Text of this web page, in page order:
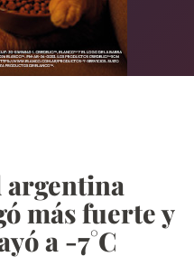
argentina
más fuerte y
a -7°C